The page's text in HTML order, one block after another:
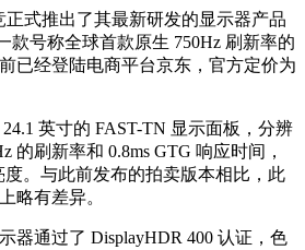
式推出了其最新研发的显示器产品
号称全球首款原生 750Hz 刷新率的
已经登陆电商平台京东，官方定价为
英寸的 FAST-TN 显示面板，分辨
的刷新率和 0.8ms GTG 响应时间，
度。与此前发布的拍卖版本相比，此
略有差异。
器通过了 DisplayHDR 400 认证，色